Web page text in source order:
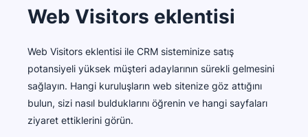
Web Visitors eklentisi
Web Visitors eklentisi ile CRM sisteminize satış
potansiyeli yüksek müşteri adaylarının sürekli gelmesini
sağlayın. Hangi kuruluşların web sitenize göz attığını
bulun, sizi nasıl bulduklarını öğrenin ve hangi sayfaları
ziyaret ettiklerini görün.